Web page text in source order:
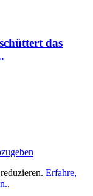
das
Erfahre,
.